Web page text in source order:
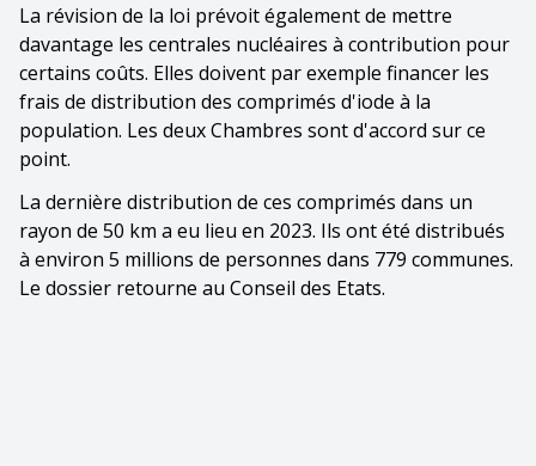
La révision de la loi prévoit également de mettre
davantage les centrales nucléaires à contribution pour
certains coûts. Elles doivent par exemple financer les
frais de distribution des comprimés d'iode à la
population. Les deux Chambres sont d'accord sur ce
point.
La dernière distribution de ces comprimés dans un
rayon de 50 km a eu lieu en 2023. Ils ont été distribués
à environ 5 millions de personnes dans 779 communes.
Le dossier retourne au Conseil des Etats.